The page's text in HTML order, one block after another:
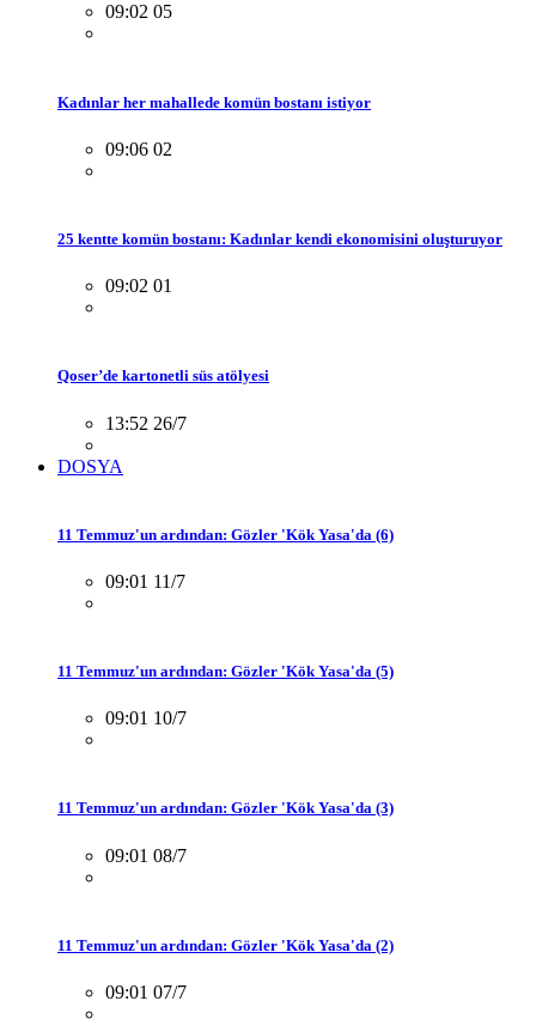
09:02 05
Kadınlar her mahallede komün bostanı istiyor
09:06 02
25 kentte komün bostanı: Kadınlar kendi ekonomisini oluşturuyor
09:02 01
Qoser’de kartonetli süs atölyesi
13:52 26/7
DOSYA
11 Temmuz'un ardından: Gözler 'Kök Yasa'da (6)
09:01 11/7
11 Temmuz'un ardından: Gözler 'Kök Yasa'da (5)
09:01 10/7
11 Temmuz'un ardından: Gözler 'Kök Yasa'da (3)
09:01 08/7
11 Temmuz'un ardından: Gözler 'Kök Yasa'da (2)
09:01 07/7